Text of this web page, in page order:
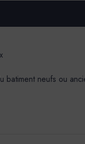
batiment neufs ou